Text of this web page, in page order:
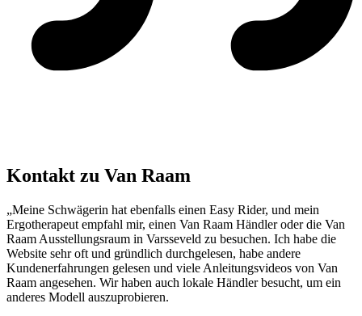
Kontakt zu Van Raam
„Meine Schwägerin hat ebenfalls einen Easy Rider, und mein
Ergotherapeut empfahl mir, einen Van Raam Händler oder die Van
Raam Ausstellungsraum in Varsseveld zu besuchen. Ich habe die
Website sehr oft und gründlich durchgelesen, habe andere
Kundenerfahrungen gelesen und viele Anleitungsvideos von Van
Raam angesehen. Wir haben auch lokale Händler besucht, um ein
anderes Modell auszuprobieren.